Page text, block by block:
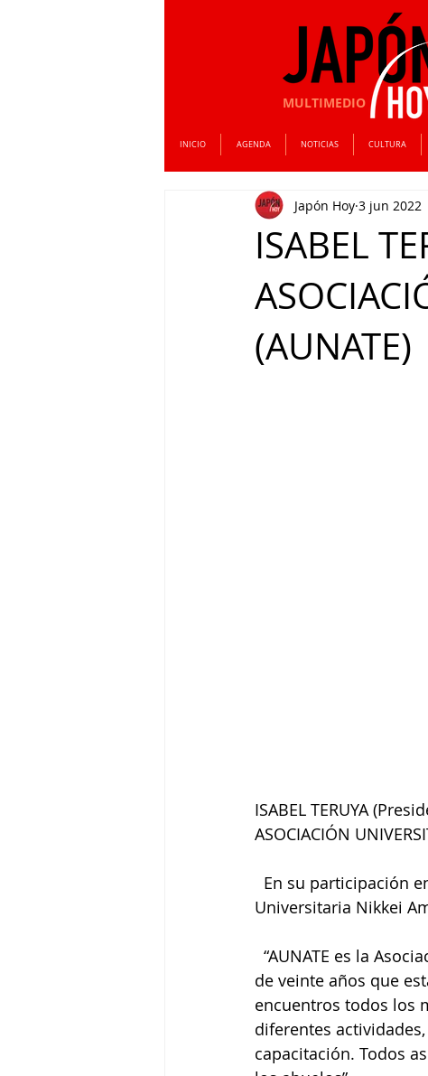
MULTIMEDIO
INICIO AGENDA NOTICIAS CULTURA
ISABEL
(AUNATE)
Japón Hoy 3 jun 2022
ISABEL TERUYA
ASOCIACIÓN
Universitaria Nikkei
de veinte años que
encuentros todos los
diferentes
capacitación. Todos